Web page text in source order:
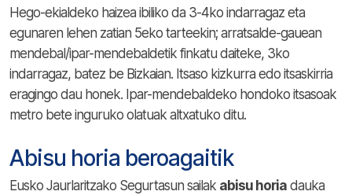
Hego-ekialdeko haizea ibiliko da 3-4ko indarragaz eta
egunaren lehen zatian 5eko tarteekin; arratsalde-gauean
mendebal/ipar-mendebaldetik finkatu daiteke, 3ko
indarragaz, batez be Bizkaian. Itsaso kizkurra edo itsaskirria
eragingo dau honek. Ipar-mendebaldeko hondoko itsasoak
metro bete inguruko olatuak altxatuko ditu.
Abisu horia beroagaitik
Eusko Jaurlaritzako Segurtasun sailak abisu horia dauka